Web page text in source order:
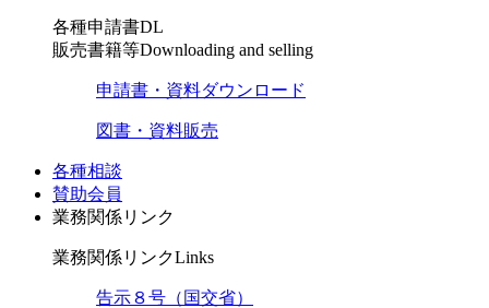
各種申請書DL
販売書籍等Downloading and selling
申請書・資料ダウンロード
図書・資料販売
各種相談
賛助会員
業務関係リンク
業務関係リンクLinks
告示８号（国交省）